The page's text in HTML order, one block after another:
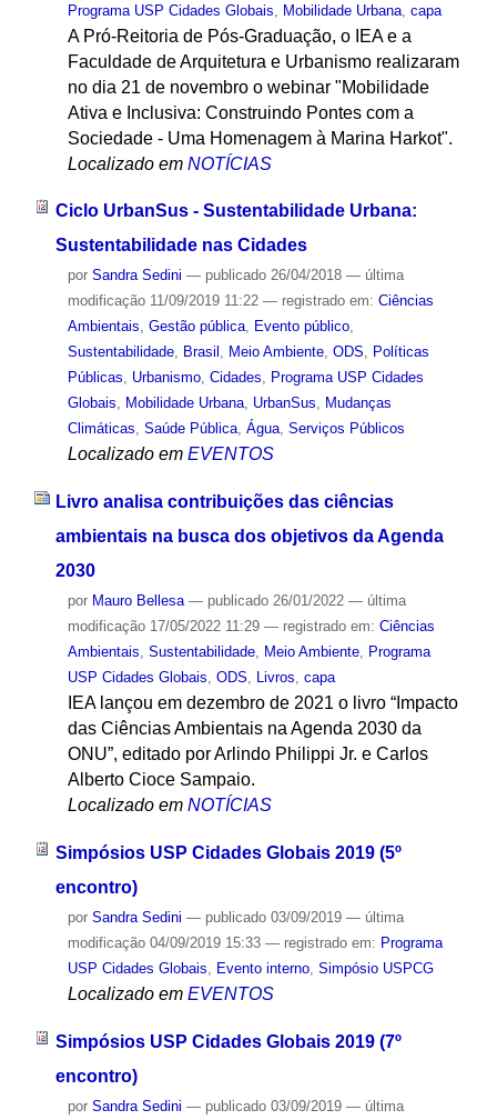
Programa USP Cidades Globais
Mobilidade Urbana, capa
A Pró-Reitoria de Pós-Graduação, o IEA e a
Faculdade de Arquitetura e Urbanismo realizaram
no dia 21 de novembro o webinar "Mobilidade
Ativa e Inclusiva: Construindo Pontes com a
Sociedade - Uma Homenagem à Marina Harkot".
Localizado em NOTÍCIAS
Ciclo UrbanSus - Sustentabilidade Urbana:
Sustentabilidade nas Cidades
por Sandra Sedini — publicado26/04/2018 — última
modificação11/09/2019 11:22 — registrado em: Ciências
Ambientais, Gestão pública, Evento público,
Sustentabilidade, Brasil , Meio Ambiente, ODS, Políticas
Públicas, Urbanismo, Cidades, Programa USP Cidades
Globais, Mobilidade Urbana, UrbanSus, Mudanças
Climáticas, Saúde Pública, Água, Serviços Públicos
Localizado em EVENTOS
Livro analisa contribuições das ciências
ambientais na busca dos objetivos da Agenda
2030
por Mauro Bellesa — publicado26/01/2022 — última
modificação17/05/2022 11:29 — registrado em: Ciências
Ambientais, Sustentabilidade, Meio Ambiente, Programa
USP Cidades Globais, ODS, Livros, capa
IEA lançou em dezembro de 2021 o livro “Impacto
das Ciências Ambientais na Agenda 2030 da
ONU”, editado por Arlindo Philippi Jr. e Carlos
Alberto Cioce Sampaio.
Localizado em NOTÍCIAS
Simpósios USP Cidades Globais 2019 (5º
encontro)
por Sandra Sedini — publicado03/09/2019 — última
modificação04/09/2019 15:33 — registrado em: Programa
USP Cidades Globais
Evento interno, Simpósio USPCG
Localizado em EVENTOS
Simpósios USP Cidades Globais 2019 (7º
encontro)
por Sandra Sedini — publicado03/09/2019 — última